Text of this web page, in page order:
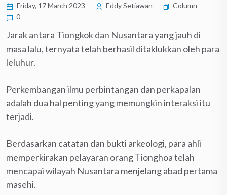
Friday, 17 March 2023 Eddy Setiawan
Column
0
Jarak antara Tiongkok dan Nusantara yang jauh di
masa lalu, ternyata telah berhasil ditaklukkan oleh para
leluhur.
Perkembangan ilmu perbintangan dan perkapalan
adalah dua hal penting yang memungkin interaksi itu
terjadi.
Berdasarkan catatan dan bukti arkeologi, para ahli
memperkirakan pelayaran orang Tionghoa telah
mencapai wilayah Nusantara menjelang abad pertama
masehi.